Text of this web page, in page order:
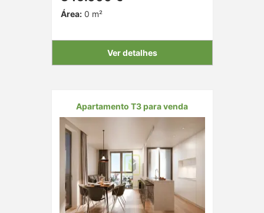
Área:0 m²
Ver detalhes
Apartamento T3 para venda